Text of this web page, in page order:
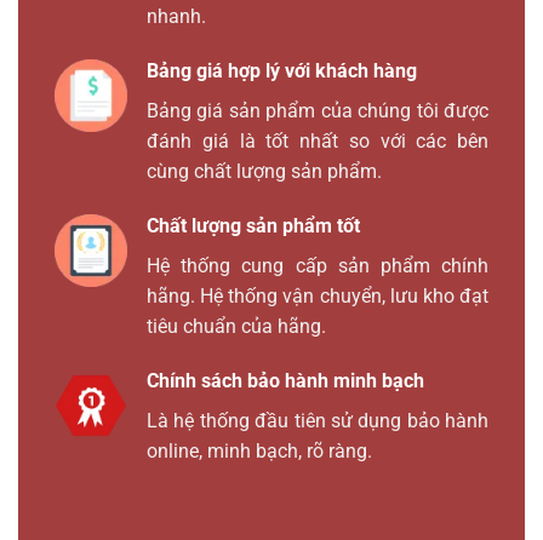
nhanh.
Bảng giá hợp lý với khách hàng
Bảng giá sản phẩm của chúng tôi được
đánh giá là tốt nhất so với các bên
cùng chất lượng sản phẩm.
Chất lượng sản phẩm tốt
Hệ thống cung cấp sản phẩm chính
hãng. Hệ thống vận chuyển, lưu kho đạt
tiêu chuẩn của hãng.
Chính sách bảo hành minh bạch
Là hệ thống đầu tiên sử dụng bảo hành
online, minh bạch, rõ ràng.